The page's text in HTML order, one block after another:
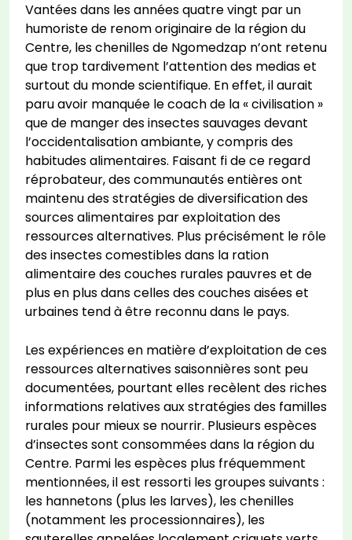
Vantées dans les années quatre vingt par un
humoriste de renom originaire de la région du
Centre, les chenilles de Ngomedzap n’ont retenu
que trop tardivement l’attention des medias et
surtout du monde scientifique. En effet, il aurait
paru avoir manquée le coach de la « civilisation »
que de manger des insectes sauvages devant
l’occidentalisation ambiante, y compris des
habitudes alimentaires. Faisant fi de ce regard
réprobateur, des communautés entières ont
maintenu des stratégies de diversification des
sources alimentaires par exploitation des
ressources alternatives. Plus précisément le rôle
des insectes comestibles dans la ration
alimentaire des couches rurales pauvres et de
plus en plus dans celles des couches aisées et
urbaines tend à être reconnu dans le pays.
Les expériences en matière d’exploitation de ces
ressources alternatives saisonnières sont peu
documentées, pourtant elles recèlent des riches
informations relatives aux stratégies des familles
rurales pour mieux se nourrir. Plusieurs espèces
d’insectes sont consommées dans la région du
Centre. Parmi les espèces plus fréquemment
mentionnées, il est ressorti les groupes suivants :
les hannetons (plus les larves), les chenilles
(notamment les processionnaires), les